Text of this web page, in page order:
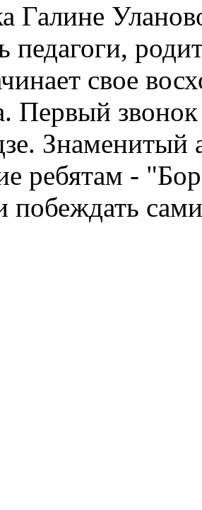
Галине
педагоги,
свое
Первый
Знаменитый
ребятам -
побеждать